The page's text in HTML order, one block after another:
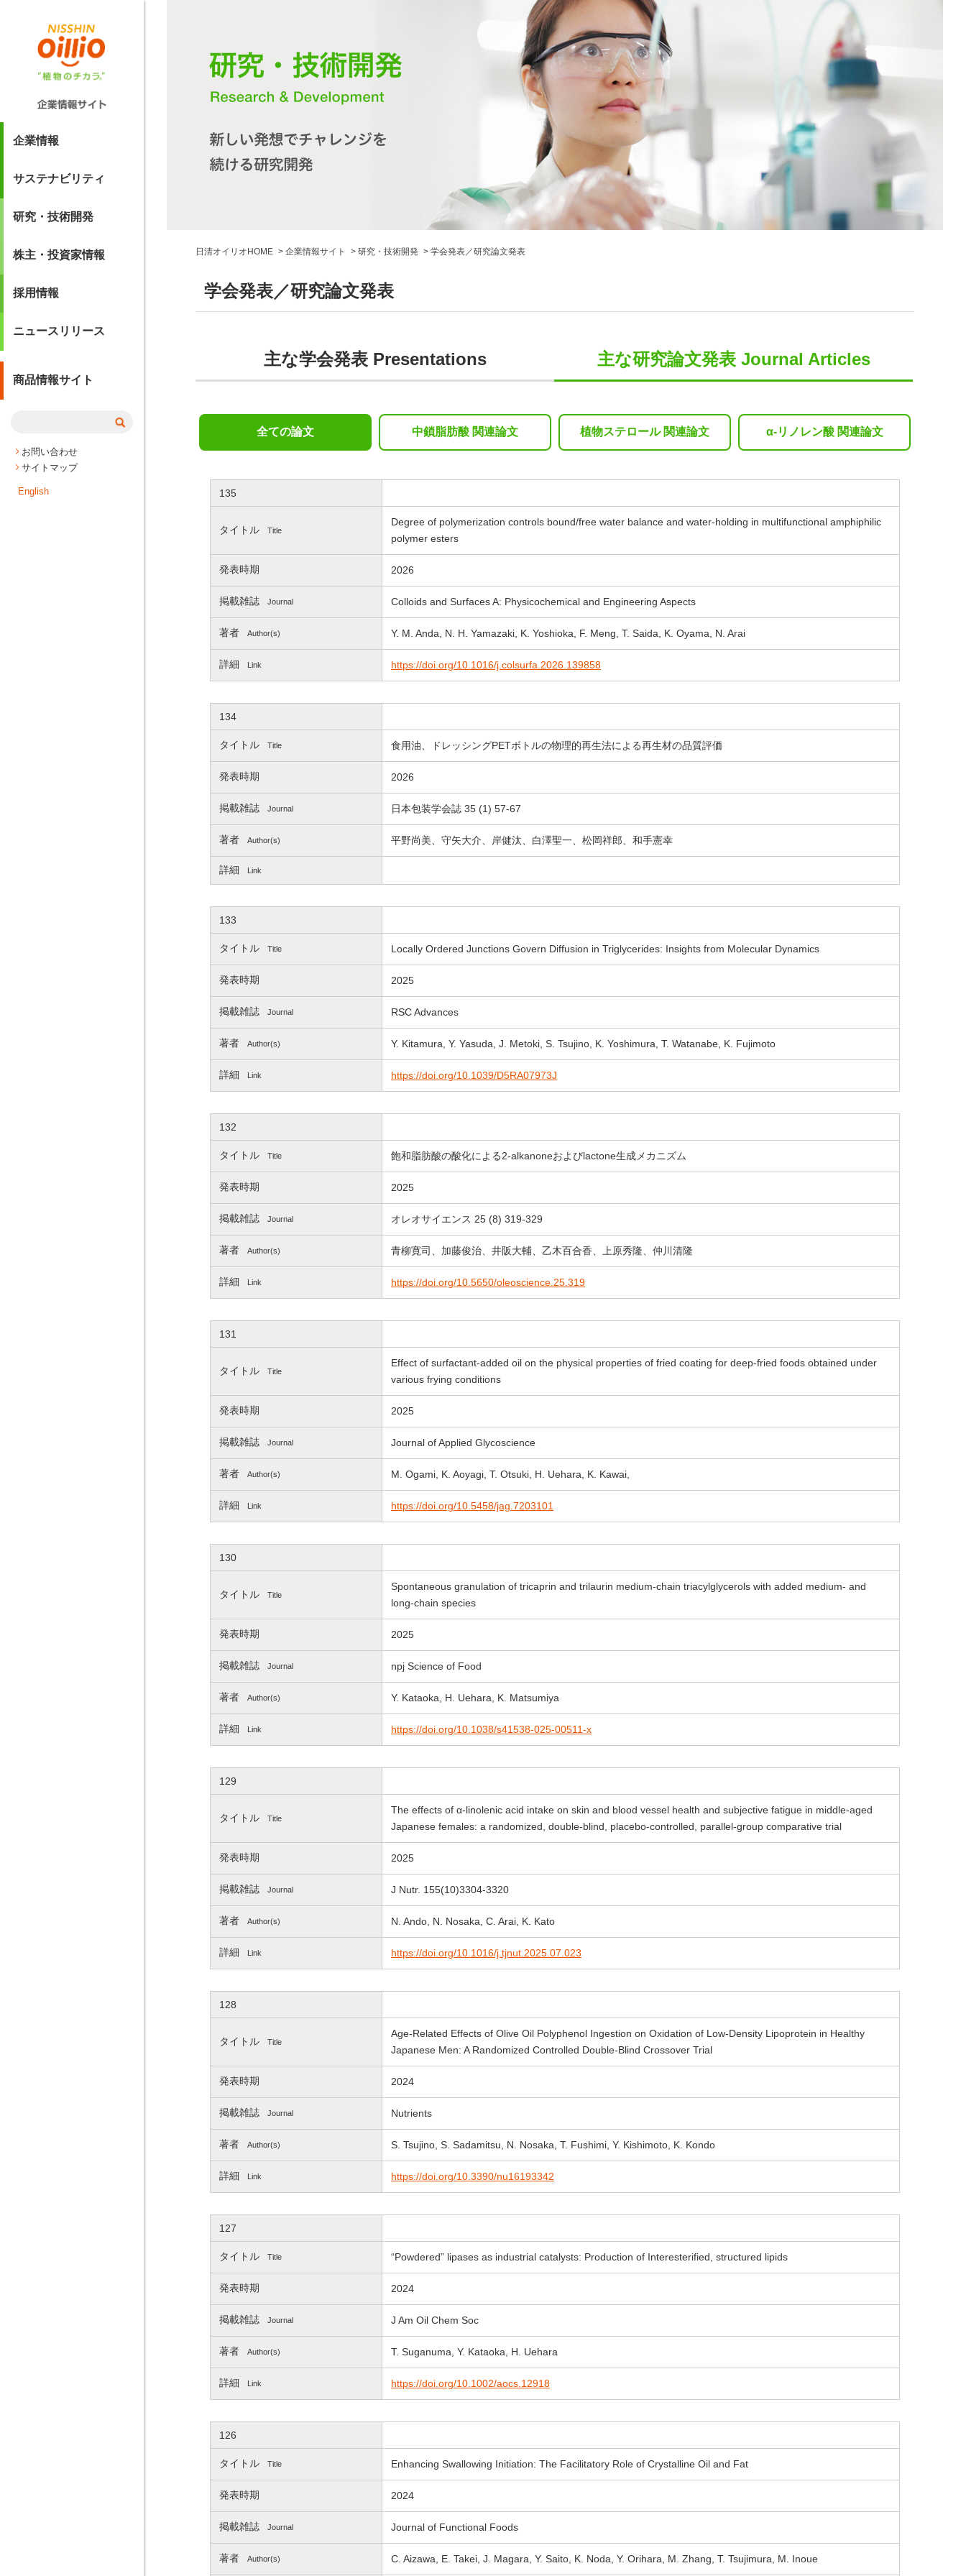
企業情報
サステナビリティ
研究・技術開発
株主・投資家情報
採用情報
ニュースリリース
商品情報サイト
お問い合わせ
サイトマップ
English
日清オイリオHOME 企業情報サイト 研究・技術開発 学会発表／研究論文発表
学会発表／研究論文発表
主な学会発表 Presentations 主な研究論文発表 Journal Articles
全ての論文 中鎖脂肪酸 関連論文 植物ステロール 関連論文 α-リノレン酸 関連論文
135
タイトル Title
Degree of polymerization controls bound/free water balance and water-holding in multifunctional amphiphilic
polymer esters
発表時期 2026
掲載雑誌 Journal Colloids and Surfaces A: Physicochemical and Engineering Aspects
著者 Author(s) Y. M. Anda, N. H. Yamazaki, K. Yoshioka, F. Meng, T. Saida, K. Oyama, N. Arai
詳細 Link https://doi.org/10.1016/j.colsurfa.2026.139858
134
タイトル Title 食用油、ドレッシングPETボトルの物理的再生法による再生材の品質評価
発表時期 2026
掲載雑誌 Journal 日本包装学会誌 35 (1) 57-67
著者 Author(s) 平野尚美、守矢大介、岸健汰、白澤聖一、松岡祥郎、和手憲幸
詳細 Link
133
タイトル Title Locally Ordered Junctions Govern Diffusion in Triglycerides: Insights from Molecular Dynamics
発表時期 2025
掲載雑誌 Journal RSC Advances
著者 Author(s) Y. Kitamura, Y. Yasuda, J. Metoki, S. Tsujino, K. Yoshimura, T. Watanabe, K. Fujimoto
詳細 Link https://doi.org/10.1039/D5RA07973J
132
タイトル Title 飽和脂肪酸の酸化による2-alkanoneおよびlactone生成メカニズム
発表時期 2025
掲載雑誌 Journal オレオサイエンス 25 (8) 319-329
著者 Author(s) 青柳寛司、加藤俊治、井阪大輔、乙木百合香、上原秀隆、仲川清隆
詳細 Link https://doi.org/10.5650/oleoscience.25.319
131
タイトル Title
Effect of surfactant-added oil on the physical properties of fried coating for deep-fried foods obtained under
various frying conditions
発表時期 2025
掲載雑誌 Journal Journal of Applied Glycoscience
著者 Author(s) M. Ogami, K. Aoyagi, T. Otsuki, H. Uehara, K. Kawai,
詳細 Link https://doi.org/10.5458/jag.7203101
130
タイトル Title
Spontaneous granulation of tricaprin and trilaurin medium-chain triacylglycerols with added medium- and
long-chain species
発表時期 2025
掲載雑誌 Journal npj Science of Food
著者 Author(s) Y. Kataoka, H. Uehara, K. Matsumiya
詳細 Link https://doi.org/10.1038/s41538-025-00511-x
129
タイトル Title
The effects of α-linolenic acid intake on skin and blood vessel health and subjective fatigue in middle-aged
Japanese females: a randomized, double-blind, placebo-controlled, parallel-group comparative trial
発表時期 2025
掲載雑誌 Journal J Nutr. 155(10)3304-3320
著者 Author(s) N. Ando, N. Nosaka, C. Arai, K. Kato
詳細 Link https://doi.org/10.1016/j.tjnut.2025.07.023
128
タイトル Title
Age-Related Effects of Olive Oil Polyphenol Ingestion on Oxidation of Low-Density Lipoprotein in Healthy
Japanese Men: A Randomized Controlled Double-Blind Crossover Trial
発表時期 2024
掲載雑誌 Journal Nutrients
著者 Author(s) S. Tsujino, S. Sadamitsu, N. Nosaka, T. Fushimi, Y. Kishimoto, K. Kondo
詳細 Link https://doi.org/10.3390/nu16193342
127
タイトル Title “Powdered” lipases as industrial catalysts: Production of Interesterified, structured lipids
発表時期 2024
掲載雑誌 Journal J Am Oil Chem Soc
著者 Author(s) T. Suganuma, Y. Kataoka, H. Uehara
詳細 Link https://doi.org/10.1002/aocs.12918
126
タイトル Title Enhancing Swallowing Initiation: The Facilitatory Role of Crystalline Oil and Fat
発表時期 2024
掲載雑誌 Journal Journal of Functional Foods
著者 Author(s) C. Aizawa, E. Takei, J. Magara, Y. Saito, K. Noda, Y. Orihara, M. Zhang, T. Tsujimura, M. Inoue